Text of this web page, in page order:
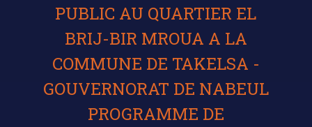
PUBLIC AU QUARTIER EL
BRIJ-BIR MROUA A LA
COMMUNE DE TAKELSA -
GOUVERNORAT DE NABEUL
PROGRAMME DE